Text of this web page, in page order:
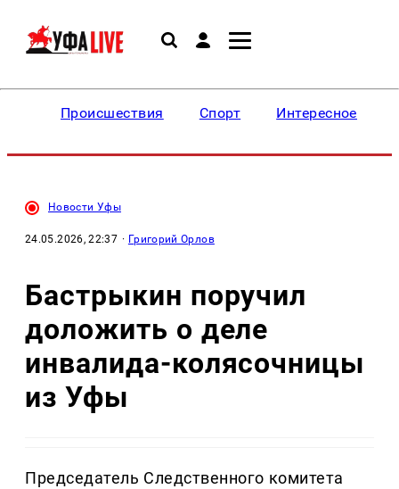
Происшествия Спорт Интересное
Новости Уфы
24.05.2026, 22:37 · Григорий Орлов
Бастрыкин поручил
доложить о деле
инвалида-колясочницы
из Уфы
Председатель Следственного комитета